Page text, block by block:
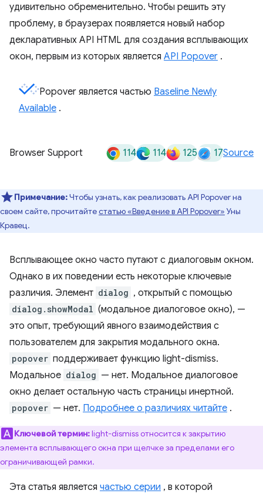
удивительно обременительно. Чтобы решить эту
проблему, в браузерах появляется новый набор
декларативных API HTML для создания всплывающих
окон, первым из которых является API Popover .
Popover является частью Baseline Newly
Available .
Browser Support 114 114 125 17Source
Примечание:Чтобы узнать, как реализовать API Popover на
своем сайте, прочитайтестатью «Введение в API Popover» Уны
Кравец.
Всплывающее окно часто путают с диалоговым окном.
Однако в их поведении есть некоторые ключевые
различия. Элемент dialog , открытый с помощью
dialog.showModal (модальное диалоговое окно), —
это опыт, требующий явного взаимодействия с
пользователем для закрытия модального окна.
popover поддерживает функцию light-dismiss.
Модальное dialog — нет. Модальное диалоговое
окно делает остальную часть страницы инертной.
popover — нет. Подробнее о различиях читайте .
Ключевой термин:light-dismiss относится к закрытию
элемента всплывающего окна при щелчке за пределами его
ограничивающей рамки.
Эта статья является частью серии , в которой